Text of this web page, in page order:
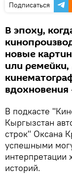
Подписаться
В эпоху,
новые
или ремейки,
вдохновения
В подкасте
Кыргызстан
строк" Оксана
успешными
интерпретации
историй.